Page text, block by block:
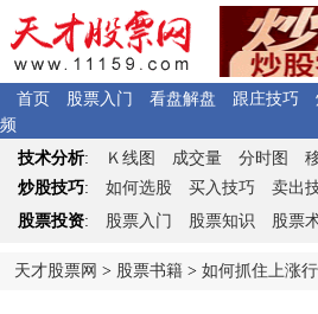
首页 股票入门 看盘解盘 跟庄技巧
频
技术分析: Ｋ 线图 成交量 分时图
炒股技巧: 如何选股 买入技巧 卖出
股票投资: 股票入门 股票知识 股票
天才股票网 > 股票书籍 > 如何抓住上涨